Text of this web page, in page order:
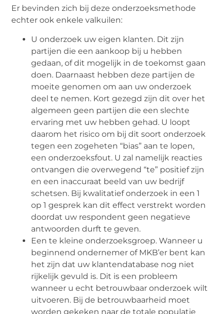
Er bevinden zich bij deze onderzoeksmethode
echter ook enkele valkuilen:
U onderzoek uw eigen klanten. Dit zijn
partijen die een aankoop bij u hebben
gedaan, of dit mogelijk in de toekomst gaan
doen. Daarnaast hebben deze partijen de
moeite genomen om aan uw onderzoek
deel te nemen. Kort gezegd zijn dit over het
algemeen geen partijen die een slechte
ervaring met uw hebben gehad. U loopt
daarom het risico om bij dit soort onderzoek
tegen een zogeheten “bias” aan te lopen,
een onderzoeksfout. U zal namelijk reacties
ontvangen die overwegend “te” positief zijn
en een inaccuraat beeld van uw bedrijf
schetsen. Bij kwalitatief onderzoek in een 1
op 1 gesprek kan dit effect verstrekt worden
doordat uw respondent geen negatieve
antwoorden durft te geven.
Een te kleine onderzoeksgroep. Wanneer u
beginnend ondernemer of MKB’er bent kan
het zijn dat uw klantendatabase nog niet
rijkelijk gevuld is. Dit is een probleem
wanneer u echt betrouwbaar onderzoek wilt
uitvoeren. Bij de betrouwbaarheid moet
worden gekeken naar de totale populatie